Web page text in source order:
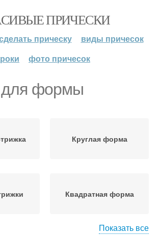
ПРИЧЕСКИ
прическу
виды причесок
фото причесок
для формы
Круглая форма
Квадратная форма
Показать все